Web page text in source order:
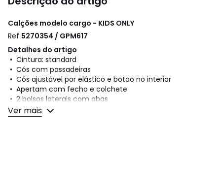
Calções modelo cargo - KIDS ONLY
Ref 5270354 / GPM617
Detalhes do artigo
• Cintura: standard
• Cós com passadeiras
• Cós ajustável por elástico e botão no interior
• Apertam com fecho e colchete
• 2 bolsos laterais com abas
Composição e cuidados
Ver mais